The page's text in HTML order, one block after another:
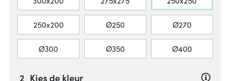
250x200 Ø250 Ø270
Ø300 Ø350 Ø400
Kies de kleur